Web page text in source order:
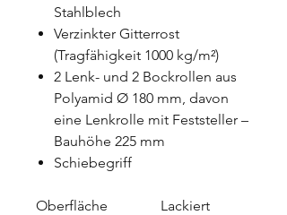
Stahlblech
Verzinkter Gitterrost
(Tragfähigkeit 1000 kg/m²)
2 Lenk- und 2 Bockrollen aus
Polyamid Ø 180 mm, davon
eine Lenkrolle mit Feststeller –
Bauhöhe 225 mm
Schiebegriff
Oberfläche
Lackiert